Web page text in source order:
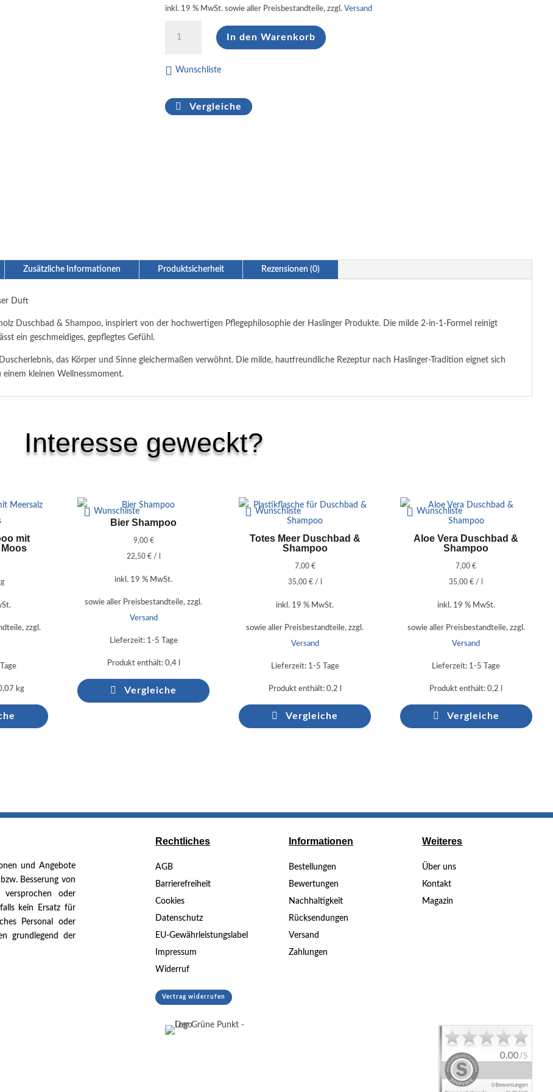
inkl. 19 % MwSt. sowie aller Preisbestandteile, zzgl.Versand
Duschbad
Shampoo
In den Warenkorb
Wunschliste
Vergleiche
Zusätzliche Informationen Produktsicherheit Rezensionen (0)
Duft
Duschbad & Shampoo, inspiriert von der hochwertigen Pflegephilosophie der Haslinger Produkte. Die milde 2-in-1-Formel reinigt
ein geschmeidiges, gepflegtes Gefühl.
das Körper und Sinne gleichermaßen verwöhnt. Die milde, hautfreundliche Rezeptur nach Haslinger-Tradition eignet sich
kleinen Wellnessmoment.
Interesse geweckt?
mit
Moos
zzgl.
kg
Wunschliste
Bier Shampoo
9,00 €
22,50 €/
inkl. 19 % MwSt.
sowie aller Preisbestandteile, zzgl.
Versand
Lieferzeit: 1-5 Tage
Produkt enthält: 0,4
Vergleiche
Wunschliste
Totes Meer Duschbad &
Shampoo
7,00 €
35,00 €/
inkl. 19 % MwSt.
sowie aller Preisbestandteile, zzgl.
Versand
Lieferzeit: 1-5 Tage
Produkt enthält: 0,2
Vergleiche
Wunschliste
Aloe Vera Duschbad &
Shampoo
7,00€
35,00€ /
inkl. 19 % MwSt.
sowie aller Preisbestandteile, zzgl.
Versand
Lieferzeit: 1-5 Tage
Produkt enthält: 0,2
Vergleiche
und Angebote
Besserung von
oder
kein Ersatz für
Personal oder
grundlegend der
Rechtliches
AGB
Barrierefreiheit
Cookies
Datenschutz
EU-Gewährleistungslabel
Impressum
Widerruf
Vertrag widerrufen
Informationen
Bestellungen
Bewertungen
Nachhaltigkeit
Rücksendungen
Versand
Zahlungen
Weiteres
Über uns
Kontakt
Magazin